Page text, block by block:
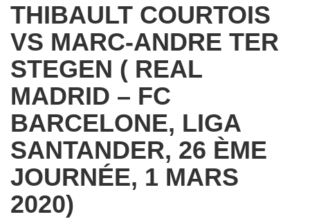
THIBAULT COURTOIS
VS MARC-ANDRE TER
STEGEN ( REAL
MADRID – FC
BARCELONE, LIGA
SANTANDER, 26 ÈME
JOURNÉE, 1 MARS
2020)